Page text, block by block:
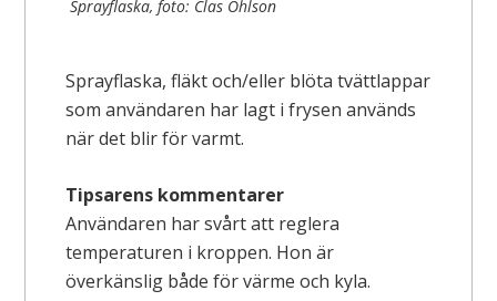
Sprayflaska, foto: Clas Ohlson
Sprayflaska, fläkt och/eller blöta tvättlappar
som användaren har lagt i frysen används
när det blir för varmt.
Tipsarens kommentarer
Användaren har svårt att reglera
temperaturen i kroppen. Hon är
överkänslig både för värme och kyla.